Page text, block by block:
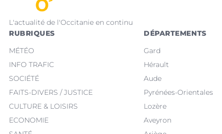
L'actualité de l'Occitanie en continu
RUBRIQUES
MÉTÉO
INFO TRAFIC
SOCIÉTÉ
FAITS-DIVERS / JUSTICE
CULTURE & LOISIRS
ECONOMIE
DÉPARTEMENTS
Gard
Hérault
Aude
Pyrénées-Orientales
Lozère
Aveyron